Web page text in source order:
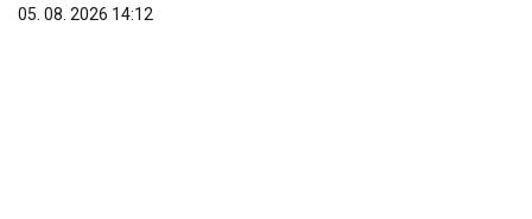
05. 08. 2026 14:12